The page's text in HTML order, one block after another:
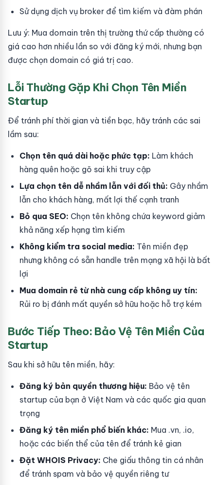
Sử dụng dịch vụ broker để tìm kiếm và đàm phán
Lưu ý: Mua domain trên thị trường thứ cấp thường có
giá cao hơn nhiều lần so với đăng ký mới, nhưng bạn
được chọn domain có giá trị cao.
Lỗi Thường Gặp Khi Chọn Tên Miền
Startup
Để tránh phí thời gian và tiền bạc, hãy tránh các sai
lầm sau:
Chọn tên quá dài hoặc phức tạp: Làm khách
hàng quên hoặc gõ sai khi truy cập
Lựa chọn tên dễ nhầm lẫn với đối thủ: Gây nhầm
lẫn cho khách hàng, mất lợi thế cạnh tranh
Bỏ qua SEO: Chọn tên không chứa keyword giảm
khả năng xếp hạng tìm kiếm
Không kiểm tra social media: Tên miền đẹp
nhưng không có sẵn handle trên mạng xã hội là bất
lợi
Mua domain rẻ từ nhà cung cấp không uy tín:
Rủi ro bị đánh mất quyền sở hữu hoặc hỗ trợ kém
Bước Tiếp Theo: Bảo Vệ Tên Miền Của
Startup
Sau khi sở hữu tên miền, hãy:
Đăng ký bản quyền thương hiệu: Bảo vệ tên
startup của bạn ở Việt Nam và các quốc gia quan
trọng
Đăng ký tên miền phổ biến khác: Mua .vn, .io,
hoặc các biến thể của tên để tránh kẻ gian
Đặt WHOIS Privacy: Che giấu thông tin cá nhân
để tránh spam và bảo vệ quyền riêng tư